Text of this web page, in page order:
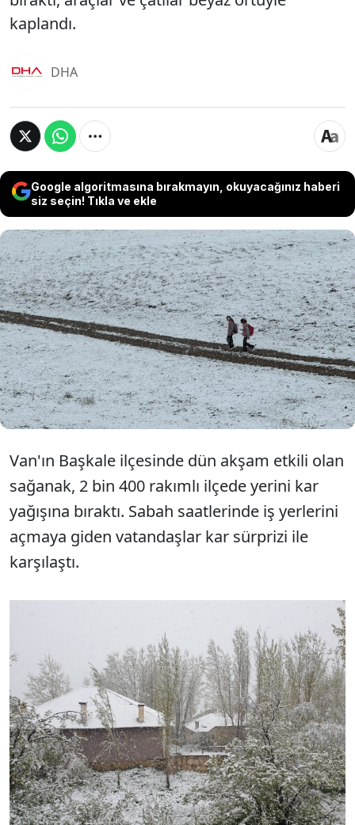
kaplandı.
DHA
Google algoritmasına bırakmayın, okuyacağınız haberi
siz seçin! Tıkla ve ekle
Van'ın Başkale ilçesinde gece etkili olan
sağanak, sabah saatlerinde yerini kar
yağışına bıraktı, araçlar ve çatılar beyaz
örtüyle kaplandı.
Van'ın Başkale ilçesinde dün akşam etkili olan
sağanak, 2 bin 400 rakımlı ilçede yerini kar
yağışına bıraktı. Sabah saatlerinde iş yerlerini
açmaya giden vatandaşlar kar sürprizi ile
karşılaştı.